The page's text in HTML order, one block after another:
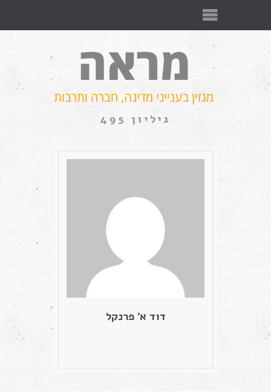
גיליון 495
דוד א' פרנקל